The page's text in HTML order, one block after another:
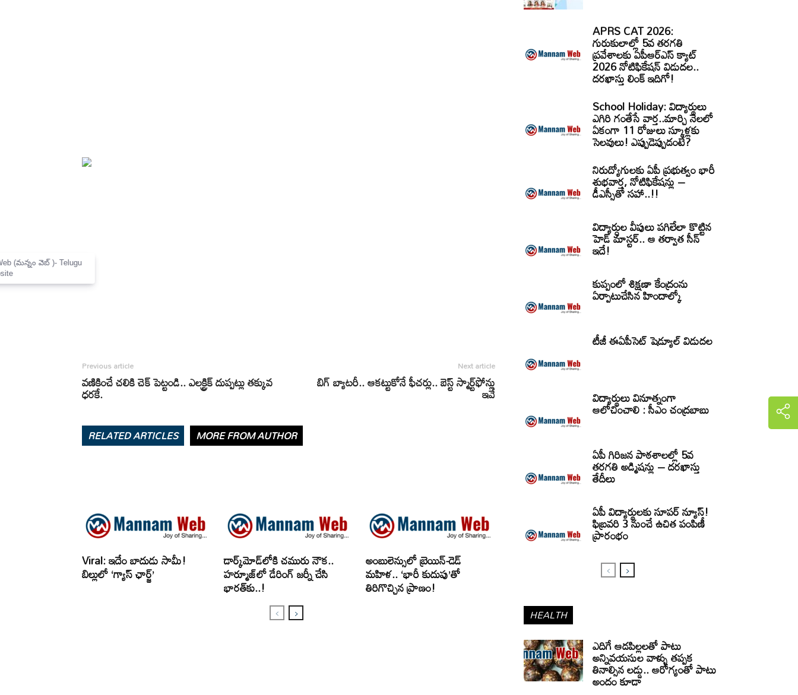
Previous article
వణికించే చలికి చెక్ పెట్టండి.. ఎలక్ట్రిక్ దుప్పట్లు తక్కువ
ధరకే.
Next article
బిగ్ బ్యాటరీ.. ఆకట్టుకోనే ఫీచర్లు.. బెస్ట్ స్మార్ట్‌ఫోన్లు
ఇవే
RELATED ARTICLES MORE FROM AUTHOR
Viral: ఇదేం బాదుడు సామీ!
బిల్లులో ‘గ్యాస్ ఛార్జ్’
డార్క్‌మోడ్‌లోకి చమురు నౌక..
హర్మూజ్‌లో డేరింగ్‌ జర్నీ చేసి
భారత్‌కు..!
అంబులెన్సులో బ్రెయిన్‌-డెడ్‌
మహిళ.. ‘భారీ కుదుపు’తో
తిరిగొచ్చిన ప్రాణం!
APRS CAT 2026:
గురుకులాల్లో 5వ తరగతి
ప్రవేశాలకు ఏపీఆర్‌ఎస్‌ క్యాట్‌
2026 నోటిఫికేషన్‌ విడుదల..
దరఖాస్తు లింక్‌ ఇదిగో!
School Holiday: విద్యార్థులు
ఎగిరి గంతేసే వార్త..మార్చి నెలలో
ఏకంగా 11 రోజులు స్కూళ్లకు
సెలవులు! ఎప్పుడెప్పుడంటే?
నిరుద్యోగులకు ఏపీ ప్రభుత్వం భారీ
శుభవార్త, నోటిఫికేషన్లు –
డీఎస్సీతో సహా..!!
విద్యార్ధుల వీపులు పగిలేలా కొట్టిన
హెడ్ మాస్టర్.. ఆ తర్వాత సీన్‌
ఇదే!
కుప్పంలో శిక్షణా కేంద్రంను
ఏర్పాటుచేసిన హిందాల్కో
టీజీ ఈఏపీసెట్‌ షెడ్యూల్‌ విడుదల
విద్యార్థులు వినూత్నంగా
ఆలోచించాలి : సీఎం చంద్రబాబు
ఏపీ గిరిజన పాఠశాలల్లో 5వ
తరగతి అడ్మిషన్లు – దరఖాస్తు
తేదీలు
ఏపీ విద్యార్థులకు సూపర్ న్యూస్!
ఫిబ్రవరి 3 నుంచే ఉచిత పంపిణీ
ప్రారంభం
HEALTH
ఎదిగే ఆడపిల్లలతో పాటు
అన్నివయసుల వాళ్ళు తప్పక
తినాల్సిన లడ్డు.. ఆరోగ్యంతో పాటు
అందం కూడా
×
Mannam Web (మన్నం వెబ్ )- Telugu